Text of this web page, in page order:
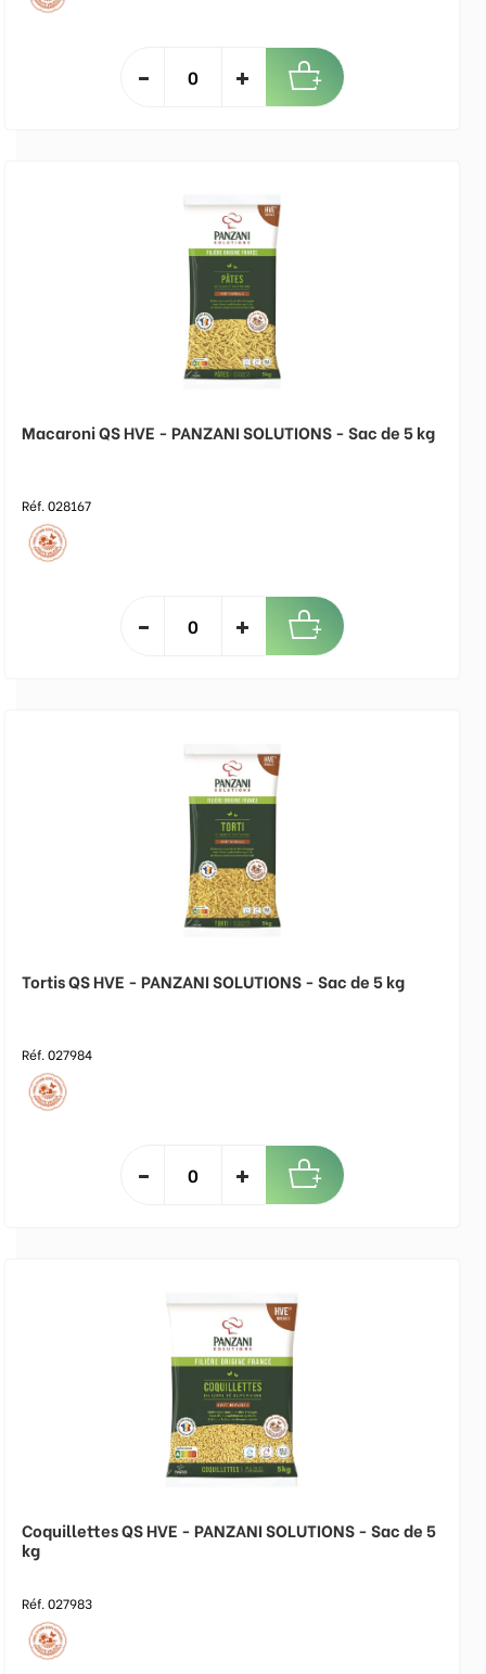
Macaroni QS HVE - PANZANI SOLUTIONS - Sac de 5 kg
Réf. 028167
Tortis QS HVE - PANZANI SOLUTIONS - Sac de 5 kg
Réf. 027984
Coquillettes QS HVE - PANZANI SOLUTIONS - Sac de 5
kg
Réf. 027983